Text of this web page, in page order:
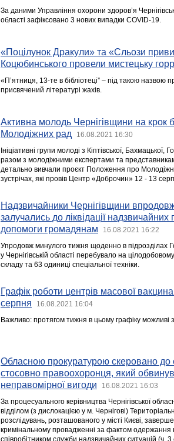
За даними Управління охорони здоров’я
області зафіксовано 3 нових випадки COVID-19.
«Поцілунок Дракули» та «Сльози
Коцюбинського провели мистецьку
«П’ятниця, 13-те в бібліотеці” – під такою назвою
присвячений літературі жахів.
Активна молодь Чернігівщини на крок
Молодіжних рад
16.08.2021 16:30
Ініціативні групи молоді з Кіптівської, Бахмацької,
разом з молодіжними експертами та
детально вивчали проєкт Положення про
зустрічах, які провів Центр «Доброчин» 12 - 13
Надзвичайники Чернігівщини
залучались до ліквідації
допомоги громадянам
16.08.2021 16:22
Упродовж минулого тижня щоденно в підрозділах
у Чернігівській області перебувало на
складу та 63 одиниці спеціальної техніки.
Графік роботи центрів масової
серпня
16.08.2021 16:04
Важливо: протягом тижня в цьому графіку можливі
Обласною прокуратурою скеровано до
стосовно правоохоронця, який
неправомірної вигоди
16.08.2021 16:03
За процесуального керівництва Чернігівської
відділом (з дислокацією у м. Чернігові)
розслідувань, розташованого у місті Києві,
кримінальному провадженні за фактом одержання
співробітником служби надзвичайних ситуацій (ч. 3